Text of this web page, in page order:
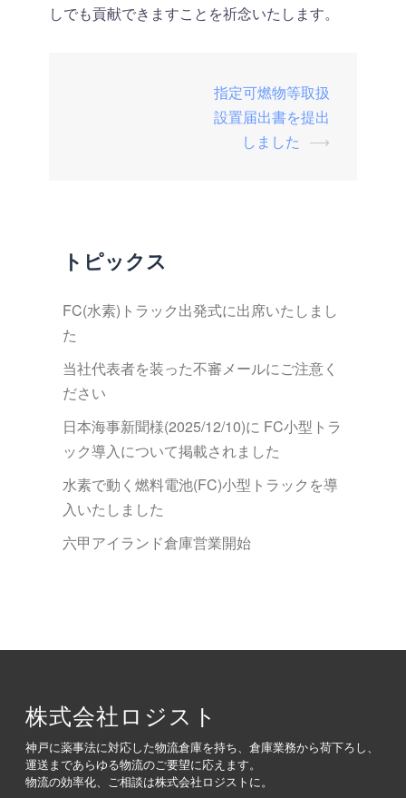
しでも貢献できますことを祈念いたします。
シ
ン
指定可燃物等取扱
設置届出書を提出
しました ⟶
トピックス
FC(水素)トラック出発式に出席いたしまし
た
当社代表者を装った不審メールにご注意く
ださい
日本海事新聞様(2025/12/10)に FC小型トラ
ック導入について掲載されました
水素で動く燃料電池(FC)小型トラックを導
入いたしました
六甲アイランド倉庫営業開始
株式会社ロジスト
神戸に薬事法に対応した物流倉庫を持ち、倉庫業務から荷下ろし、
運送まであらゆる物流のご要望に応えます。
物流の効率化、ご相談は株式会社ロジストに。